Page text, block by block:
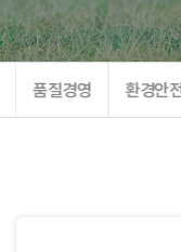
품질경영 환경안